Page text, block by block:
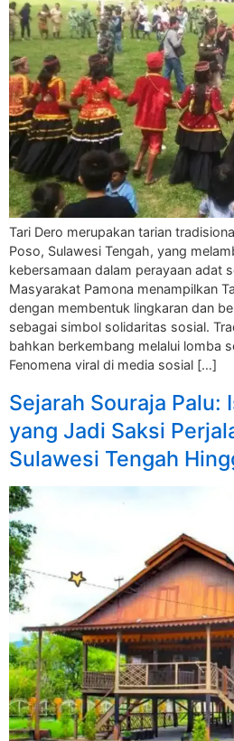
Tari Dero merupakan tarian
Poso, Sulawesi Tengah, yang
kebersamaan dalam perayaan adat
Masyarakat Pamona menampilkan
dengan membentuk lingkaran dan
sebagai simbol solidaritas sosial.
bahkan berkembang melalui lomba
Fenomena viral di media sosial […]
Sejarah Souraja Palu:
yang Jadi Saksi
Sulawesi Tengah